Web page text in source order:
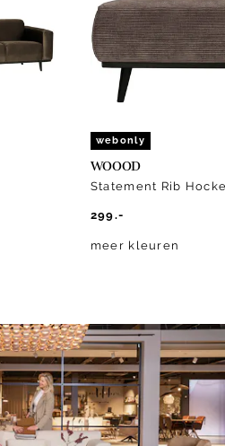
webonly
WOOOD
Statement Rib
299.-
meer kleuren